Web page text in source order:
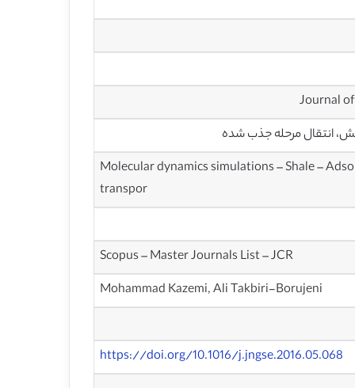
انتقال مرحله جذب شده
Molecular dynamics simulations – Shale –
transpor
Scopus – Master Journals List – JCR
Mohammad Kazemi, Ali Takbiri-Borujeni
https://doi.org/10.1016/j.jngse.2016.05.068